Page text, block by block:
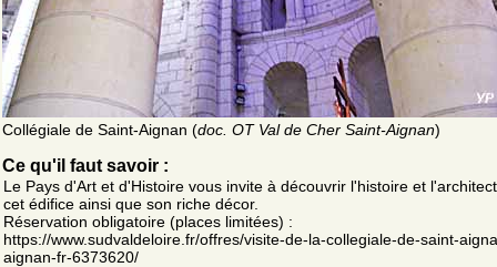
Collégiale de Saint-Aignan (doc. OT Val de Cher Saint-Aignan)
Ce qu'il faut savoir :
Le Pays d'Art et d'Histoire vous invite à découvrir l'histoire et
cet édifice ainsi que son riche décor.
Réservation obligatoire (places limitées) :
https://www.sudvaldeloire.fr/offres/visite-de-la-collegiale-de-saint-
aignan-fr-6373620/